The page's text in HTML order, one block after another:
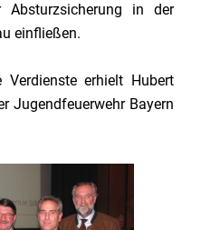
in der
einfließen.
erhielt Hubert
Jugendfeuerwehr Bayern